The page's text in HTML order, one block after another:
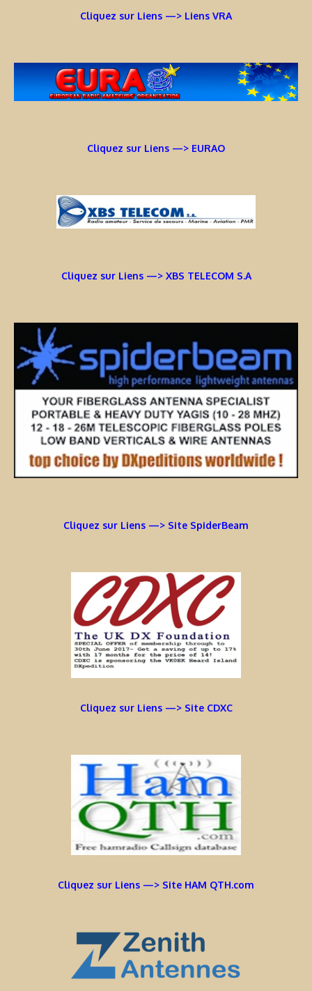
Cliquez sur Liens —> Liens VRA
Cliquez sur Liens —> EURAO
Cliquez sur Liens —> XBS TELECOM S.A
Cliquez sur Liens —> Site SpiderBeam
Cliquez sur Liens —> Site CDXC
Cliquez sur Liens —> Site HAM QTH.com